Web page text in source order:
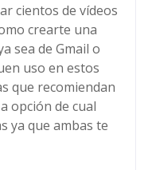
cientos de vídeos
crearte una
sea de Gmail o
uso en estos
que recomiendan
opción de cual
ya que ambas te